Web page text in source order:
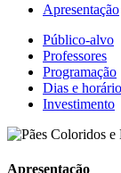
Apresentação
Público-alvo
Professores
Programação
Dias e
Investimento
Apresentação